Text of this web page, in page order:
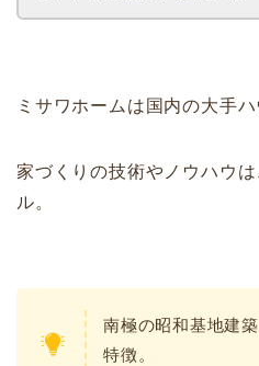
ミサワホームは国内の大手
家づくりの技術やノウハウ
ル。
南極の昭和基地建
特徴。